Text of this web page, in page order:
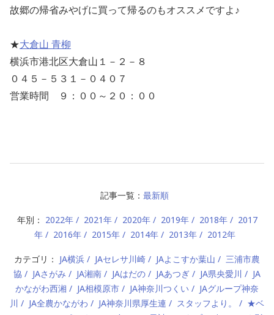
故郷の帰省みやげに買って帰るのもオススメですよ♪
★大倉山 青柳
横浜市港北区大倉山１－２－８
０４５－５３１－０４０７
営業時間 ９：００～２０：００
記事一覧： 最新順
年別： 2022年 2021年 2020年 2019年 2018年
2017
年
2016年 2015年 2014年 2013年 2012年
カテゴリ： JA横浜 JAセレサ川崎 JAよこすか葉山
三浦市農
協
JAさがみ JA湘南 JAはだの JAあつぎ JA県央愛川
JA
かながわ西湘
JA相模原市 JA神奈川つくい
JAグループ神奈
川
JA全農かながわ JA神奈川県厚生連 スタッフより。
★ベ